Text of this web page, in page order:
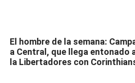
El hombre de la semana:
a Central, que llega entonado
la Libertadores con